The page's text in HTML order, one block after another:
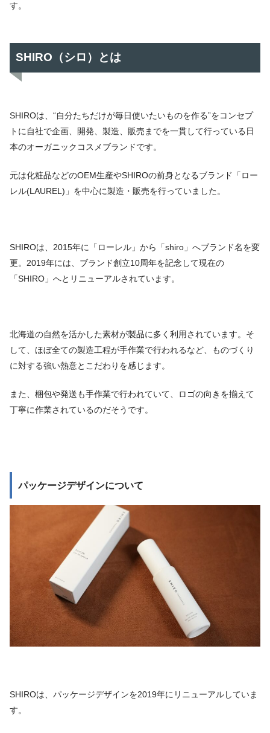
す。
SHIRO（シロ）とは
SHIROは、“自分たちだけが毎日使いたいものを作る”をコンセプ
トに自社で企画、開発、製造、販売までを一貫して行っている日
本のオーガニックコスメブランドです。
元は化粧品などのOEM生産やSHIROの前身となるブランド「ロー
レル(LAUREL)」を中心に製造・販売を行っていました。
SHIROは、2015年に「ローレル」から「shiro」へブランド名を変
更。2019年には、ブランド創立10周年を記念して現在の
「SHIRO」へとリニューアルされています。
北海道の自然を活かした素材が製品に多く利用されています。そ
して、ほぼ全ての製造工程が手作業で行われるなど、ものづくり
に対する強い熱意とこだわりを感じます。
また、梱包や発送も手作業で行われていて、ロゴの向きを揃えて
丁寧に作業されているのだそうです。
パッケージデザインについて
SHIROは、パッケージデザインを2019年にリニューアルしていま
す。